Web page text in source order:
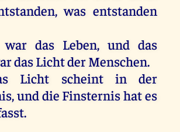
was entstanden
war das Leben,und das
dasLichtderMenschen.
Licht scheint in
der
,unddie Finsternishates